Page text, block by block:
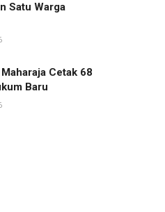
Satu Warga
Cetak 68
Baru